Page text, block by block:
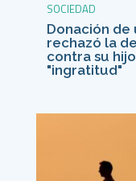
SOCIEDAD
Donación de
rechazó la
contra su
"ingratitud"